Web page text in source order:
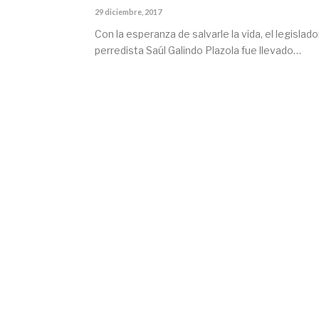
29 diciembre, 2017
Con la esperanza de salvarle la vida, el
perredista Saúl Galindo Plazola fue llevado…